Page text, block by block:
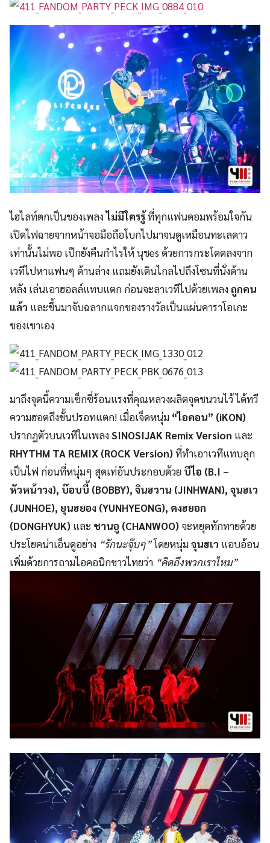
ไฮไลท์ตกเป็นของเพลงไม่มีใครรู้ที่ทุกแฟนดอมพร้อมใจกัน
เปิดไฟฉายจากหน้าจอมือถือโบกไปมาจนดูเหมือนทะเลดาว
เท่านั้นไม่พอ เป๊กยังคืนกำไรให้ นุชes ด้วยการกระโดดลงจาก
เวทีไปหาแฟนๆ ด้านล่าง แถมยังเดินไกลไปถึงโซนที่นั่งด้าน
หลัง เล่นเอาฮอลล์แทบแตก ก่อนจะลาเวทีไปด้วยเพลงถูกคน
แล้ว และขึ้นมาจับฉลากแจกของรางวัลเป็นแผ่นคาราโอเกะ
ของเขาเอง
มาถึงจุดนี้ความเซ็กซี่ร้อนแรงที่คุณหลวงผลิตจุดชนวนไว้ ได้ทวี
ความฮอตถึงขั้นปรอทแตก! เมื่อเจ็ดหนุ่ม “ไอคอน” (iKON)
ปรากฎตัวบนเวทีในเพลงSINOSIJAK Remix Version และ
RHYTHM TA REMIX (ROCK Version)ที่ทำเอาเวทีแทบลุก
เป็นไฟ ก่อนที่หนุ่มๆ สุดเท่อันประกอบด้วย บีไอ (B.I –
หัวหน้าวง), บ๊อบบี้ (BOBBY), จินฮวาน (JINHWAN), จุนฮเว
(JUNHOE), ยุนฮยอง (YUNHYEONG), ดงฮยอก
(DONGHYUK) และ ชานอู (CHANWOO) จะหยุดทักทายด้วย
ประโยคน่าเอ็นดูอย่าง “รักนะจุ๊บๆ”โดยหนุ่มจุนฮเว แอบอ้อน
เพิ่มด้วยการถามไอคอนิกชาวไทยว่า “คิดถึงพวกเราไหม”